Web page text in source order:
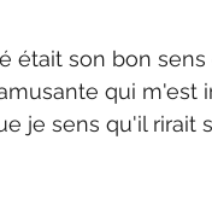
était son bon
qui m'est
je sens qu'il rirait